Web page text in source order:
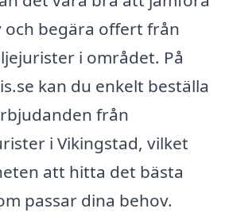
begära offert från
i området. På
kan du enkelt beställa
från
i Vikingstad, vilket
att hitta det bästa
passar dina behov.